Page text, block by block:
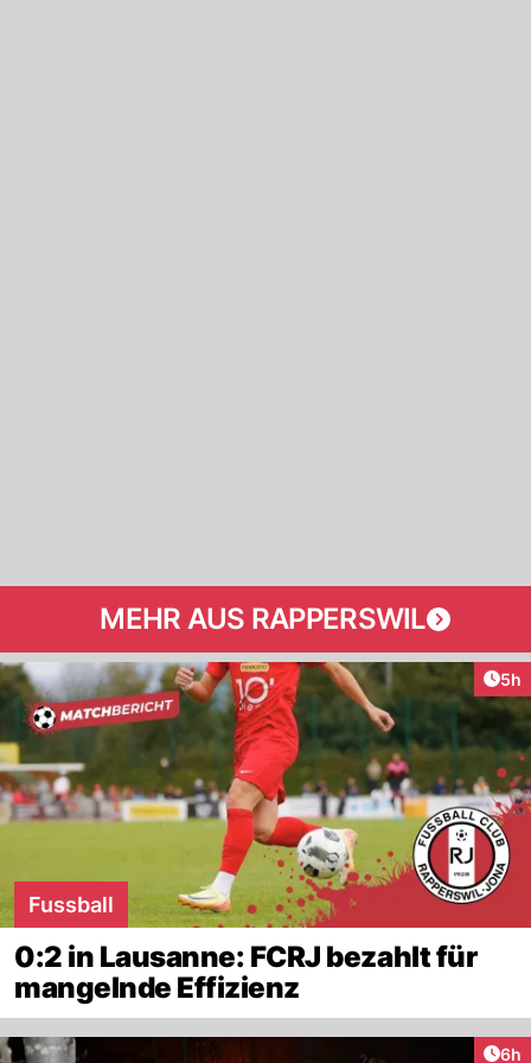
MEHR AUS RAPPERSWIL
5h
Fussball
0:2 in Lausanne: FCRJ bezahlt für
mangelnde Effizienz
6h